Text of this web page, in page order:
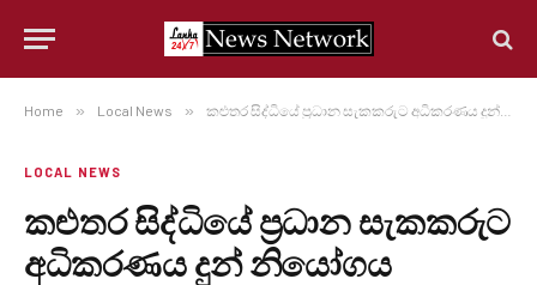
Home » Local News » කළුතර සිද්ධියේ ප්‍රධාන සැකකරුට අධිකරණය දුන් නියෝගය
LOCAL NEWS
කළුතර සිද්ධියේ ප්‍රධාන සැකකරුට
අධිකරණය දුන් නියෝගය